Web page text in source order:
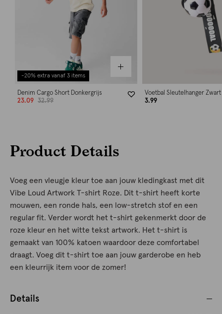
-20% extra vanaf 3 items
Denim Cargo Short Donkergrijs
23.09
32.99
Voetbal Sleutelhanger Zwart
3.99
Product Details
Voeg een vleugje kleur toe aan jouw kledingkast met dit
Vibe Loud Artwork T-shirt Roze. Dit t-shirt heeft korte
mouwen, een ronde hals, een low-stretch stof en een
regular fit. Verder wordt het t-shirt gekenmerkt door de
roze kleur en het witte tekst artwork. Het t-shirt is
gemaakt van 100% katoen waardoor deze comfortabel
draagt. Voeg dit t-shirt toe aan jouw garderobe en heb
een kleurrijk item voor de zomer!
Details